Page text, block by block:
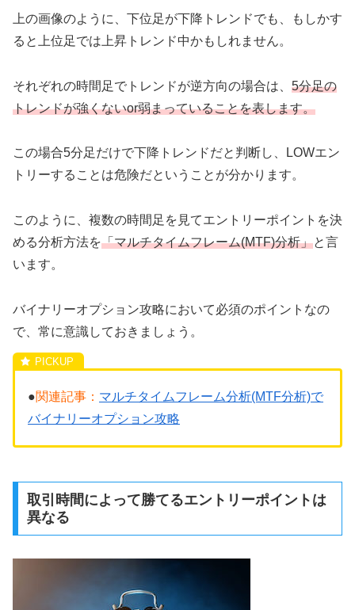
上の画像のように、下位足が下降トレンドでも、もしかす
ると上位足では上昇トレンド中かもしれません。
それぞれの時間足でトレンドが逆方向の場合は、 5分足の
トレンドが強くないor弱まっていることを表します。
この場合5分足だけで下降トレンドだと判断し、LOWエン
トリーすることは危険だということが分かります。
このように、複数の時間足を見てエントリーポイントを決
める分析方法を「マルチタイムフレーム(MTF)分析」と言
います。
バイナリーオプション攻略において必須のポイントなの
で、常に意識しておきましょう。
●関連記事： マルチタイムフレーム分析(MTF分析)で
バイナリーオプション攻略
取引時間によって勝てるエントリーポイントは
異なる